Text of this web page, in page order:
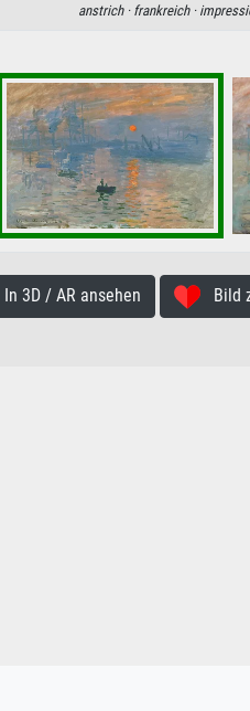
anstrich · frankreich ·
In 3D / AR ansehen Bild